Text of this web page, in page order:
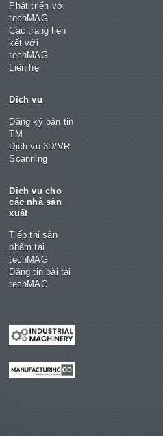
Phát triển với
techMAG
Các trang liên
kết với
techMAG
Liên hệ
Dịch vụ
Đăng ký bản tin
TM
Dịch vụ 3D/VR
Scanning
Dịch vụ cho
các nhà sản
xuất
Tiếp thị sản
phẩm tại
techMAG
Đăng tin bài tại
techMAG